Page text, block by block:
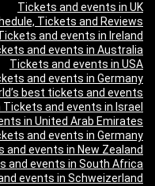
Tickets and events in UK
Tickets and Reviews
and events in Ireland
and events in Australia
Tickets and events in USA
and events in Germany
best tickets and events
Tickets and events in Israel
in United Arab Emirates
and events in Germany
and events in New Zealand
and events in South Africa
events in Schweizerland